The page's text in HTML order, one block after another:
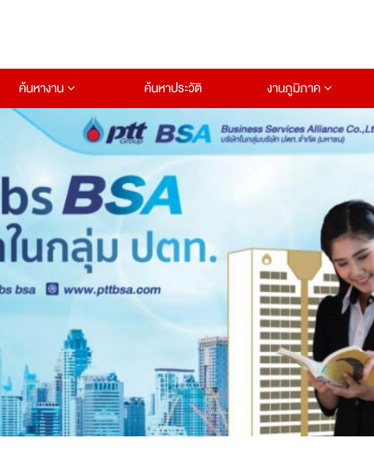
ค้นหางาน ค้นหาประวัติ งานภูมิภาค